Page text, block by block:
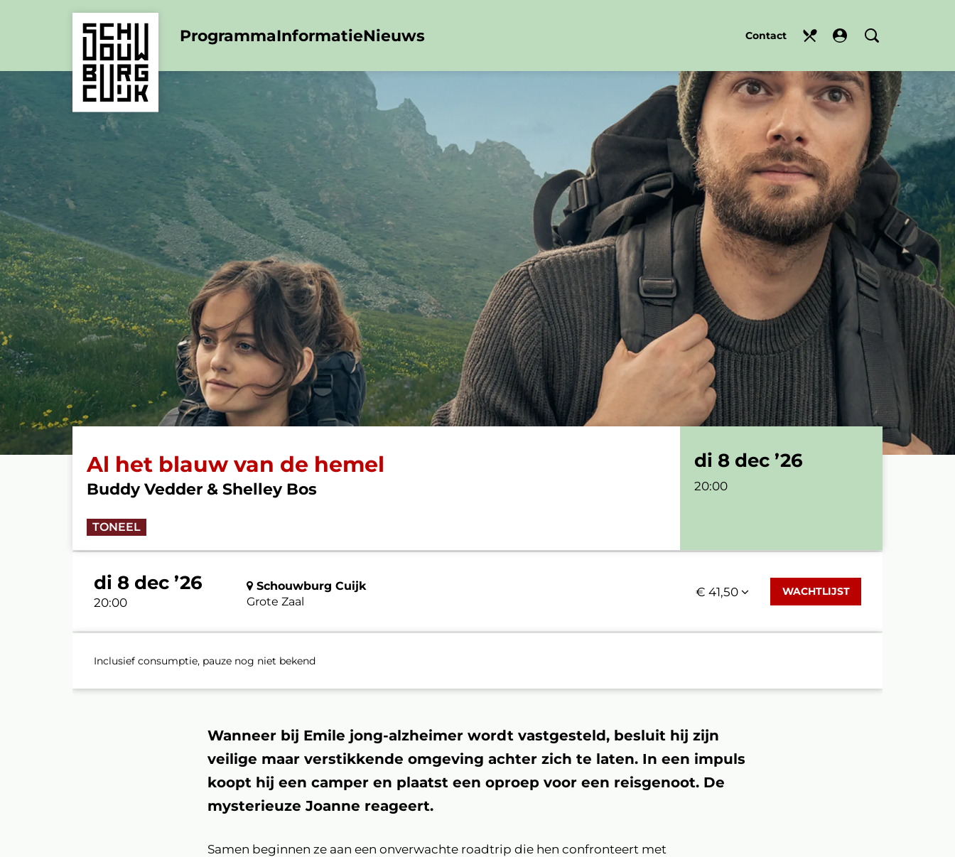
ProgrammaInformatieNieuws Contact
Al het blauw van de hemel
Buddy Vedder & Shelley Bos
TONEEL
di 8 dec ’26
20:00
di 8 dec ’26
20:00
Schouwburg Cuijk
Grote Zaal
€ 41,50 WACHTLIJST
Inclusief consumptie, pauze nog niet bekend
Wanneer bij Emile jong-alzheimer wordt vastgesteld, besluit hij zijn
veilige maar verstikkende omgeving achter zich te laten. In een impuls
koopt hij een camper en plaatst een oproep voor een reisgenoot. De
mysterieuze Joanne reageert.
Samen beginnen ze aan een onverwachte roadtrip die hen confronteert met